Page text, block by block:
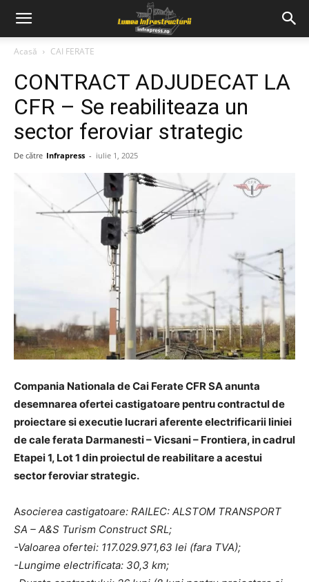
Acasă CAI FERATE
CONTRACT ADJUDECAT LA
CFR – Se reabiliteaza un
sector feroviar strategic
De către Infrapress - iulie 1, 2025
Compania Nationala de Cai Ferate CFR SA anunta
desemnarea ofertei castigatoare pentru contractul de
proiectare si executie lucrari aferente electrificarii liniei
de cale ferata Darmanesti – Vicsani – Frontiera, in cadrul
Etapei 1, Lot 1 din proiectul de reabilitare a acestui
sector feroviar strategic.
Asocierea castigatoare: RAILEC: ALSTOM TRANSPORT
SA – A&S Turism Construct SRL;
-Valoarea ofertei: 117.029.971,63 lei (fara TVA);
-Lungime electrificata: 30,3 km;